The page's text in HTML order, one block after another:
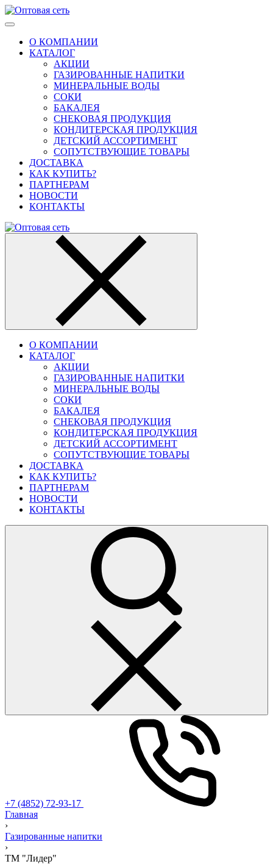
О КОМПАНИИ
КАТАЛОГ
АКЦИИ
ГАЗИРОВАННЫЕ НАПИТКИ
МИНЕРАЛЬНЫЕ ВОДЫ
СОКИ
БАКАЛЕЯ
СНЕКОВАЯ ПРОДУКЦИЯ
КОНДИТЕРСКАЯ ПРОДУКЦИЯ
ДЕТСКИЙ АССОРТИМЕНТ
СОПУТСТВУЮЩИЕ ТОВАРЫ
ДОСТАВКА
КАК КУПИТЬ?
ПАРТНЕРАМ
НОВОСТИ
КОНТАКТЫ
О КОМПАНИИ
КАТАЛОГ
АКЦИИ
ГАЗИРОВАННЫЕ НАПИТКИ
МИНЕРАЛЬНЫЕ ВОДЫ
СОКИ
БАКАЛЕЯ
СНЕКОВАЯ ПРОДУКЦИЯ
КОНДИТЕРСКАЯ ПРОДУКЦИЯ
ДЕТСКИЙ АССОРТИМЕНТ
СОПУТСТВУЮЩИЕ ТОВАРЫ
ДОСТАВКА
КАК КУПИТЬ?
ПАРТНЕРАМ
НОВОСТИ
КОНТАКТЫ
+7 (4852) 72-93-17
Главная
›
Газированные напитки
›
ТМ "Лидер"